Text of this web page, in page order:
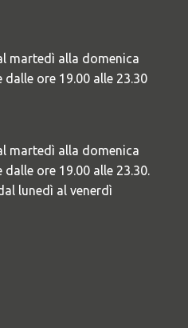
martedì alla domenica
dalle ore 19.00 alle 23.30
martedì alla domenica
dalle ore 19.00 alle 23.30.
lunedì al venerdì